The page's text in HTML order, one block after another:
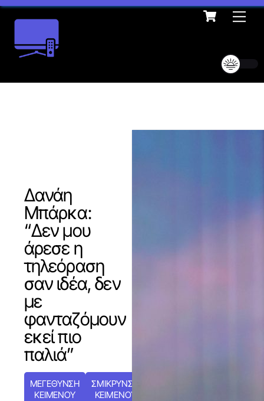
Skip
content
Cart
Δανάη
Μπάρκα:
“Δεν μου
άρεσε η
τηλεόραση
σαν ιδέα, δεν
με
φανταζόμουν
εκεί πιο
παλιά”
ΜΕΓΕΘΥΝΣΗ
ΚΕΙΜΕΝΟΥ
ΣΜΙΚΡΥΝΣΗ
ΚΕΙΜΕΝΟΥ